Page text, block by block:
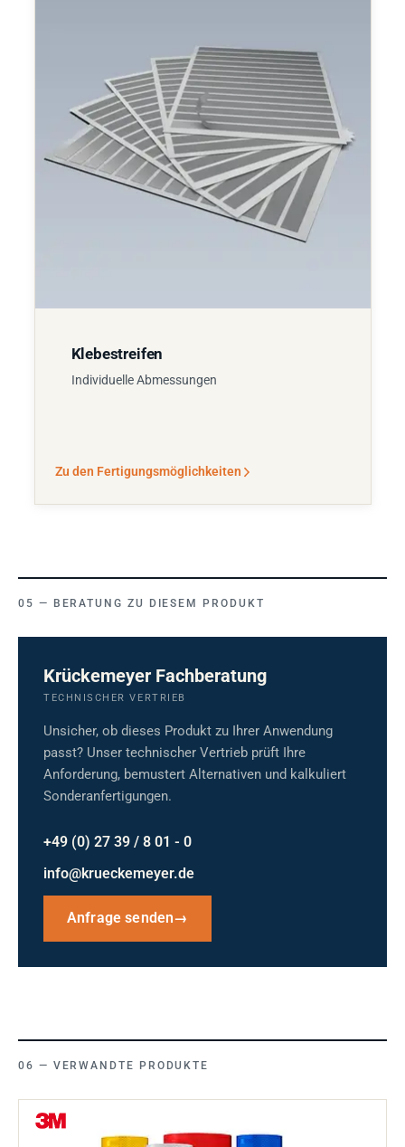
Klebestreifen
Individuelle Abmessungen
Zu den Fertigungsmöglichkeiten
BERATUNG ZU DIESEM PRODUKT
Krückemeyer Fachberatung
TECHNISCHER VERTRIEB
Unsicher, ob dieses Produkt zu Ihrer Anwendung
passt? Unser technischer Vertrieb prüft Ihre
Anforderung, bemustert Alternativen und kalkuliert
Sonderanfertigungen.
+49 (0) 27 39 / 8 01 - 0
info@krueckemeyer.de
Anfrage senden→
VERWANDTE PRODUKTE